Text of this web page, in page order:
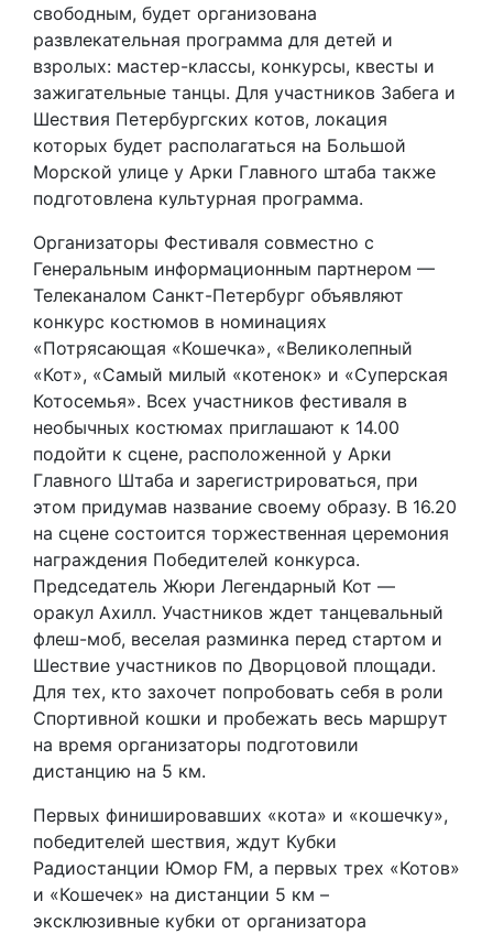
свободным, будет организована
развлекательная программа для детей и
взролых: мастер-классы, конкурсы, квесты и
зажигательные танцы. Для участников Забега и
Шествия Петербургских котов, локация
которых будет располагаться на Большой
Морской улице у Арки Главного штаба также
подготовлена культурная программа.
Организаторы Фестиваля совместно с
Генеральным информационным партнером —
Телеканалом Санкт-Петербург объявляют
конкурс костюмов в номинациях
«Потрясающая «Кошечка», «Великолепный
«Кот», «Самый милый «котенок» и «Суперская
Котосемья». Всех участников фестиваля в
необычных костюмах приглашают к 14.00
подойти к сцене, расположенной у Арки
Главного Штаба и зарегистрироваться, при
этом придумав название своему образу. В 16.20
на сцене состоится торжественная церемония
награждения Победителей конкурса.
Председатель Жюри Легендарный Кот —
оракул Ахилл. Участников ждет танцевальный
флеш-моб, веселая разминка перед стартом и
Шествие участников по Дворцовой площади.
Для тех, кто захочет попробовать себя в роли
Спортивной кошки и пробежать весь маршрут
на время организаторы подготовили
дистанцию на 5 км.
Первых финишировавших «кота» и «кошечку»,
победителей шествия, ждут Кубки
Радиостанции Юмор FM, а первых трех «Котов»
и «Кошечек» на дистанции 5 км –
эксклюзивные кубки от организатора